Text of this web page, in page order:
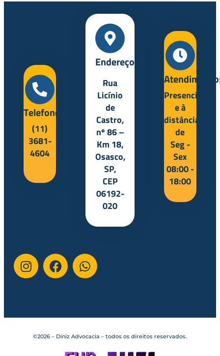
Telefone:
(11)
3681-
4604
Endereço:
Rua
Licínio
de
Castro,
nº 86 –
Km 18,
Osasco,
SP,
CEP
06192-
020
Presencial
e à
distância
de
Seg -
Sex
08:00 -
18:00
©2026 – Diniz Advocacia – todos os direitos reservados.